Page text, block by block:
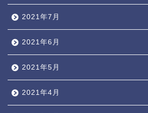
2021年7月
2021年6月
2021年5月
2021年4月